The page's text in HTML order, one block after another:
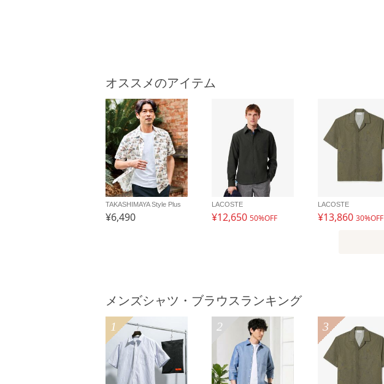
オススメのアイテム
TAKASHIMAYA Style Plus
¥6,490
LACOSTE
¥12,650 50%OFF
LACOSTE
¥13,860 30%OFF
メンズシャツ・ブラウスランキング
1
2 3